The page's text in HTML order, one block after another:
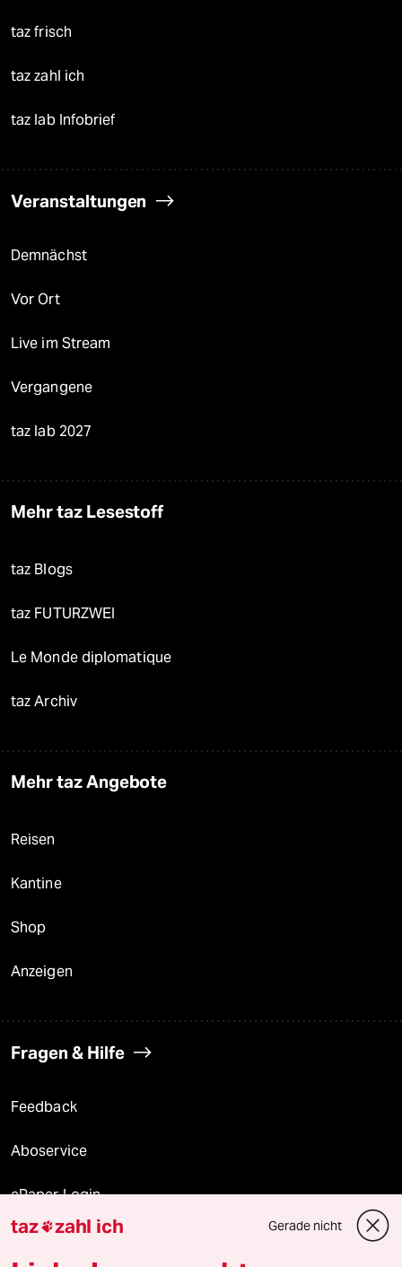
taz frisch
taz zahl ich
taz lab Infobrief
Veranstaltungen
Demnächst
Vor Ort
Live im Stream
Vergangene
taz lab 2027
Mehr taz Lesestoff
taz Blogs
taz FUTURZWEI
Le Monde diplomatique
taz Archiv
Mehr taz Angebote
Reisen
Kantine
Shop
Anzeigen
Fragen & Hilfe
Feedback
Aboservice
ePaper Login
Downloads für Abonnierende
taz zahl ich Gerade nicht